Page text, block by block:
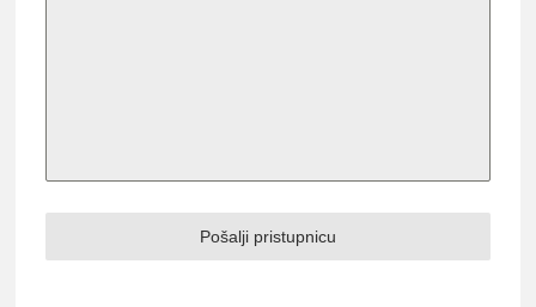
Pošalji pristupnicu